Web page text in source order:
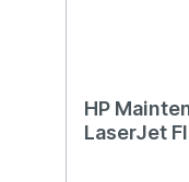
HP
LaserJet